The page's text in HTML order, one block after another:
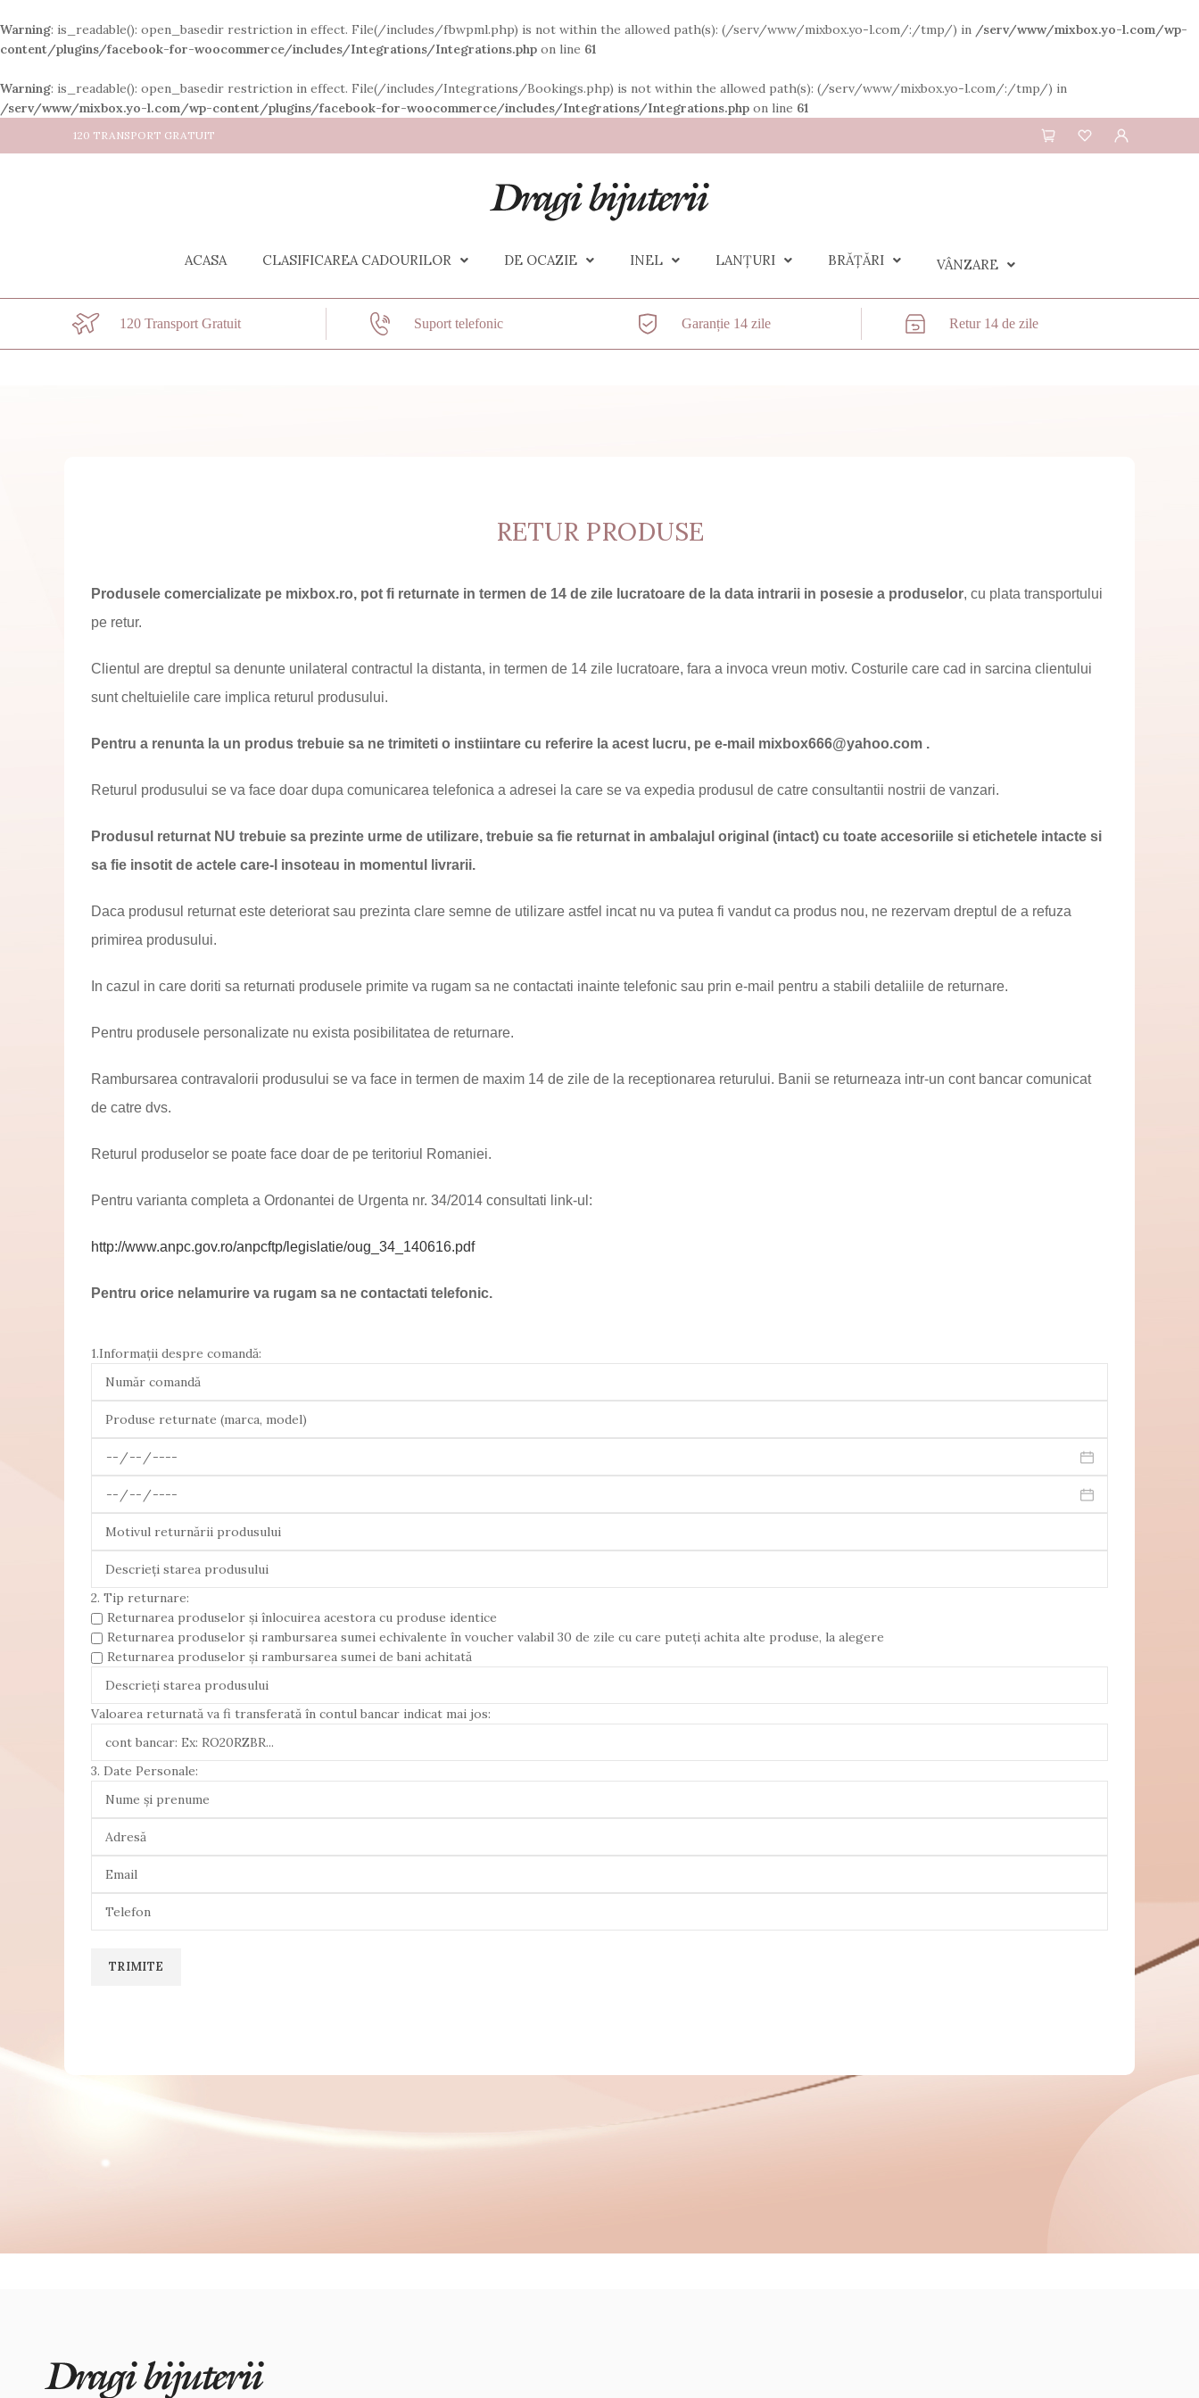
Warning: is_readable(): open_basedir restriction in effect. File(/includes/fbwpml.php) is not within the allowed path(s): (/serv/www/mixbox.yo-l.com/:/tmp/) in /serv/www/mixbox.yo-l.com/wp-
content/plugins/facebook-for-woocommerce/includes/Integrations/Integrations.php on line 61
Warning: is_readable(): open_basedir restriction in effect. File(/includes/Integrations/Bookings.php) is not within the allowed path(s): (/serv/www/mixbox.yo-l.com/:/tmp/) in
/serv/www/mixbox.yo-l.com/wp-content/plugins/facebook-for-woocommerce/includes/Integrations/Integrations.php on line 61
120 TRANSPORT GRATUIT
ACASA CLASIFICAREA CADOURILOR DE OCAZIE INEL LANȚURI BRĂȚĂRI VÂNZARE
120 Transport Gratuit Suport telefonic Garanție 14 zile Retur 14 de zile
RETUR PRODUSE
Produsele comercializate pe mixbox.ro, pot fi returnate in termen de 14 de zile lucratoare de la data intrarii in posesie a produselor, cu plata transportului
pe retur.
Clientul are dreptul sa denunte unilateral contractul la distanta, in termen de 14 zile lucratoare, fara a invoca vreun motiv. Costurile care cad in sarcina clientului
sunt cheltuielile care implica returul produsului.
Pentru a renunta la un produs trebuie sa ne trimiteti o instiintare cu referire la acest lucru, pe e-mail mixbox666@yahoo.com .
Returul produsului se va face doar dupa comunicarea telefonica a adresei la care se va expedia produsul de catre consultantii nostrii de vanzari.
Produsul returnat NU trebuie sa prezinte urme de utilizare, trebuie sa fie returnat in ambalajul original (intact) cu toate accesoriile si etichetele intacte si
sa fie insotit de actele care-l insoteau in momentul livrarii.
Daca produsul returnat este deteriorat sau prezinta clare semne de utilizare astfel incat nu va putea fi vandut ca produs nou, ne rezervam dreptul de a refuza
primirea produsului.
In cazul in care doriti sa returnati produsele primite va rugam sa ne contactati inainte telefonic sau prin e-mail pentru a stabili detaliile de returnare.
Pentru produsele personalizate nu exista posibilitatea de returnare.
Rambursarea contravalorii produsului se va face in termen de maxim 14 de zile de la receptionarea returului. Banii se returneaza intr-un cont bancar comunicat
de catre dvs.
Returul produselor se poate face doar de pe teritoriul Romaniei.
Pentru varianta completa a Ordonantei de Urgenta nr. 34/2014 consultati link-ul:
http://www.anpc.gov.ro/anpcftp/legislatie/oug_34_140616.pdf
Pentru orice nelamurire va rugam sa ne contactati telefonic.
1.Informații despre comandă:
2. Tip returnare:
Returnarea produselor și înlocuirea acestora cu produse identice
Returnarea produselor și rambursarea sumei echivalente în voucher valabil 30 de zile cu care puteți achita alte produse, la alegere
Returnarea produselor și rambursarea sumei de bani achitată
Valoarea returnată va fi transferată în contul bancar indicat mai jos:
3. Date Personale: